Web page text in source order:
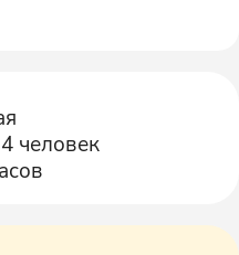
человек